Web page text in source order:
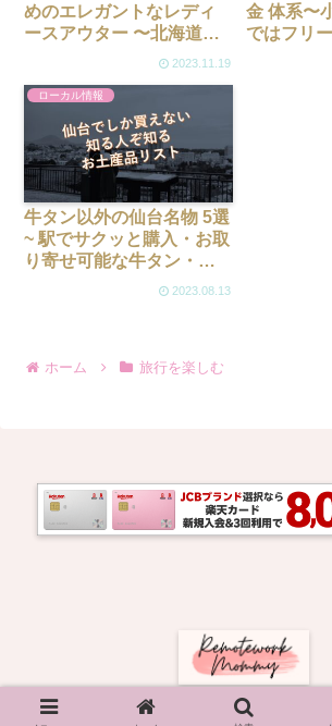
めのエレガントなレディ
ースアウター 〜北海道を
想定してデザインされた
2023.11.19
金 体系〜
ではフリ
い方が断
ローカル情報
牛タン以外の仙台名物 5選
~ 駅でサクッと購入・お取
り寄せ可能な牛タン・萩
の月以外の銘品リスト2023.08.13
ホーム 旅行を楽しむ
© 2023 地方リモートワーママ